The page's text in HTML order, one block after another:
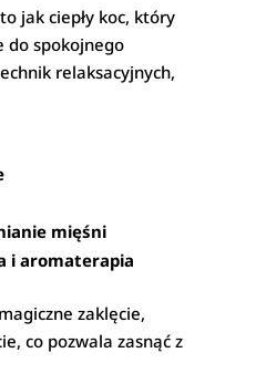
jak ciepły koc, który
do spokojnego
relaksacyjnych,
mięśni
i aromaterapia
zaklęcie,
co pozwala zasnąć z